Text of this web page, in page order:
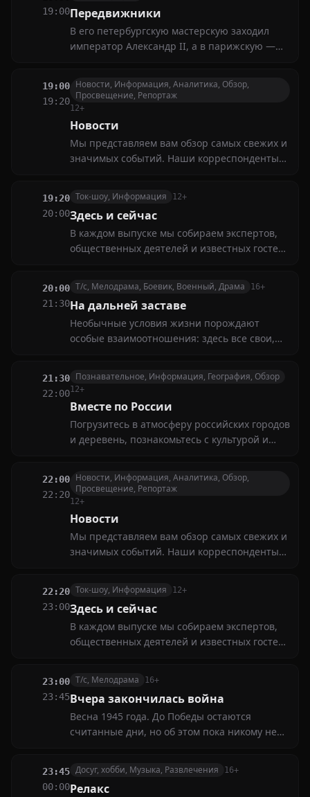
преступники, им никогда не удастся уйти от
справедливого наказания
19:00Передвижники
В его петербургскую мастерскую заходил
император Александр II, а в парижскую —
российских скульпторов прославился в
Европе, но на родине до конца своих дней
подвергался нападкам прессы
19:00
19:20
Новости, Информация, Аналитика, Обзор,
Просвещение, Репортаж
12+
Новости
Мы представляем вам обзор самых свежих и
значимых событий. Наши корреспонденты
19:20
20:00
Ток-шоу, Информация 12+
Здесь и сейчас
В каждом выпуске мы собираем экспертов,
общественных деятелей и известных гостей,
20:00
21:30
Т/с, Мелодрама, Боевик, Военный, Драма 16+
На дальней заставе
Необычные условия жизни порождают
особые взаимоотношения: здесь все свои,
Однако человеческая природа берет свое...
В центре сюжета — история выпускника
погранучилища, молодого лейтенанта
Александра Прохорова
21:30
22:00
Познавательное, Информация, География, Обзор
12+
Вместе по России
Погрузитесь в атмосферу российских городов
и деревень, познакомьтесь с культурой и
живёт современная Россия, и откройте для
себя новые маршруты для путешествий
22:00
22:20
Новости, Информация, Аналитика, Обзор,
Просвещение, Репортаж
12+
Новости
Мы представляем вам обзор самых свежих и
значимых событий. Наши корреспонденты
22:20
23:00
Ток-шоу, Информация 12+
Здесь и сейчас
В каждом выпуске мы собираем экспертов,
общественных деятелей и известных гостей,
23:00
23:45
Т/с, Мелодрама 16+
Вчера закончилась война
Весна 1945 года. До Победы остаются
считанные дни, но об этом пока никому не
снова нужно выходить в поле, пахать и
сеять, ведь жизнь-то продолжается
23:45
00:00
Досуг, хобби, Музыка, Развлечения 16+
Релакс